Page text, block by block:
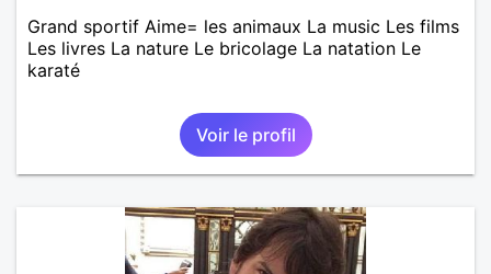
Grand sportif Aime= les animaux La music Les films
Les livres La nature Le bricolage La natation Le
karaté
Voir le profil